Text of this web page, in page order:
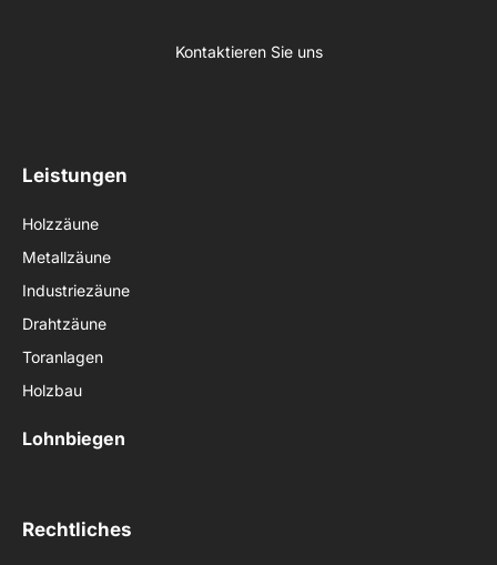
Kontaktieren Sie uns
Leistungen
Holzzäune
Metallzäune
Industriezäune
Drahtzäune
Toranlagen
Holzbau
Lohnbiegen
Rechtliches